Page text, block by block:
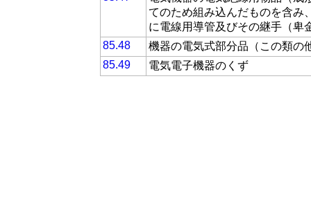
てのため組み込んだものを含み
に電線用導管及びその継手（卑
85.48
機器の電気式部分品（この類の
85.49
電気電子機器のくず